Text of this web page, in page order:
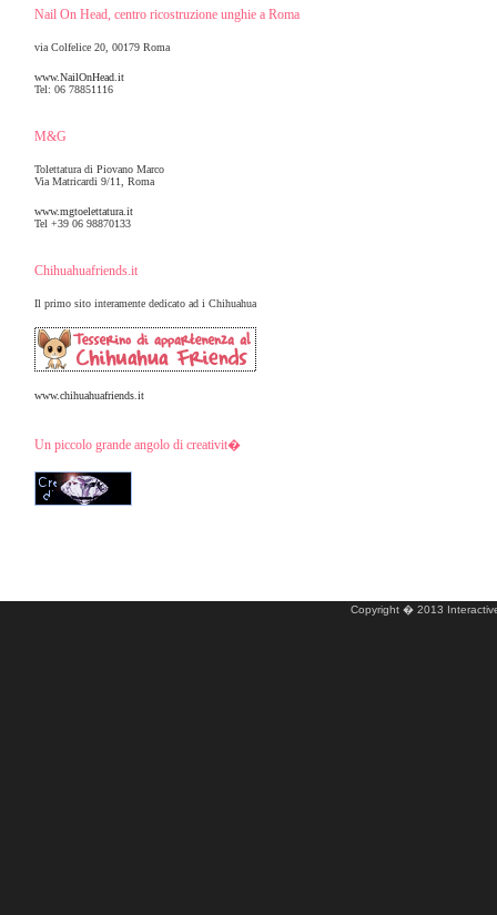
Nail On Head, centro ricostruzione unghie a Roma
via Colfelice 20, 00179 Roma
www.NailOnHead.it
Tel: 06 78851116
M&G
Tolettatura di Piovano Marco
Via Matricardi 9/11, Roma
www.mgtoelettatura.it
Tel +39 06 98870133
Chihuahuafriends.it
Il primo sito interamente dedicato ad i Chihuahua
www.chihuahuafriends.it
Un piccolo grande angolo di creativit�
Copyright � 2013